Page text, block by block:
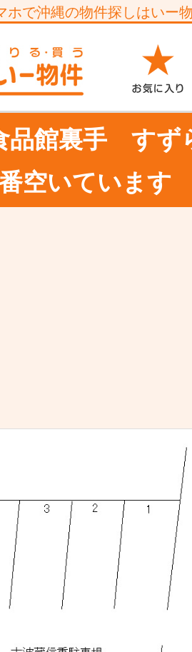
ホで沖縄の物件探しはいー
品館裏手 すず
空いています